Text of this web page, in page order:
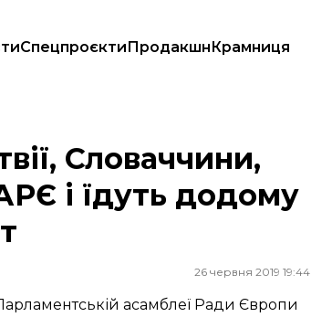
СпецпроєктиПродакшнКрамниця
додому за консультаціями — депутат
Словаччини,
і їдуть додому
26 червня 2019 19:44
Парламентській асамблеї Ради Європи